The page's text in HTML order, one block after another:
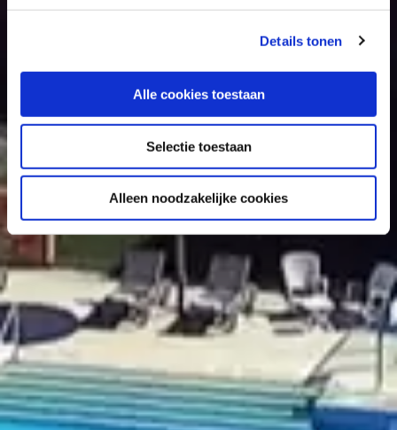
Details tonen
Alle cookies toestaan
Selectie toestaan
Alleen noodzakelijke cookies